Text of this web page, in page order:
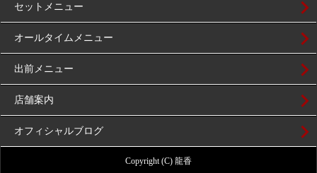
セットメニュー
オールタイムメニュー
出前メニュー
店舗案内
オフィシャルブログ
Copyright (C) 龍香